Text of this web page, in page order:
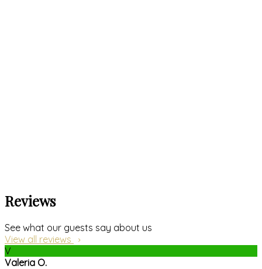
Reviews
See what our guests say about us
View all reviews
V
Valeria O.